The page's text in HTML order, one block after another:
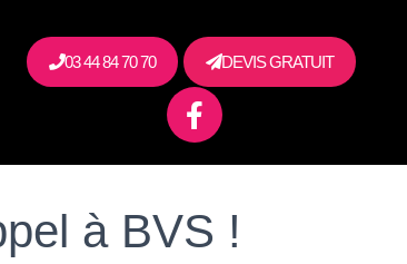
03 44 84 70 70 DEVIS GRATUIT
à BVS !